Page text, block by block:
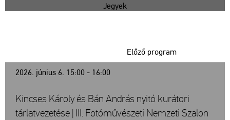
Jegyek
2026. június 6. 15:00 - 16:00
Előző program
Kincses Károly és Bán András nyitó kurátori
tárlatvezetése | III. Fotóművészeti Nemzeti Szalon